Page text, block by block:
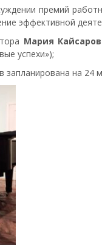
премий
эффективной
Мария
успехи»);
запланирована на 24